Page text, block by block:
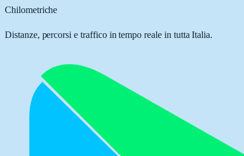
Chilometriche
Distanze, percorsi e traffico in tempo reale in tutta Italia.